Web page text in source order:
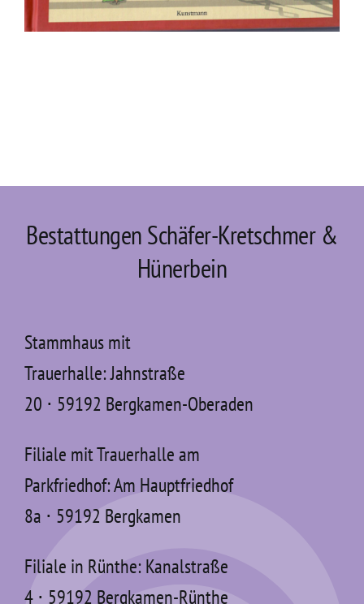
Bestattungen Schäfer-Kretschmer &
Hünerbein
Stammhaus mit
Trauerhalle: Jahnstraße
20 ⋅ 59192 Bergkamen-Oberaden
Filiale mit Trauerhalle am
Parkfriedhof: Am Hauptfriedhof
8a ⋅ 59192 Bergkamen
Filiale in Rünthe: Kanalstraße
4 ⋅ 59192 Bergkamen-Rünthe